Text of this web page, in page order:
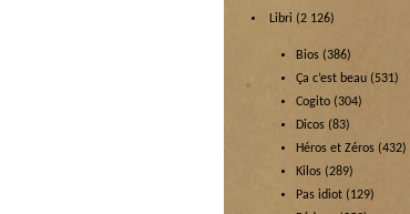
Libri (2 126)
Bios (386)
Ça c’est beau (531)
Cogito (304)
Dicos (83)
Héros et Zéros (432)
Kilos (289)
Pas idiot (129)